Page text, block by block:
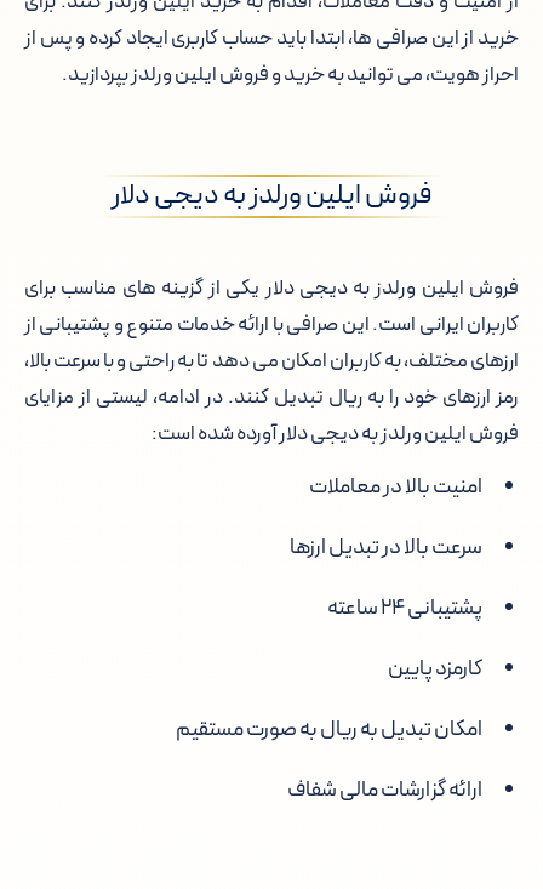
خرید از این صرافی ها، ابتدا باید حساب کاربری ایجاد کرده و پس از
احراز هویت، می توانید به خرید و فروش ایلین ورلدز بپردازید.
فروش ایلین ورلدز به دیجی دلار
فروش ایلین ورلدز به دیجی دلار یکی از گزینه های مناسب برای
کاربران ایرانی است. این صرافی با ارائه خدمات متنوع و پشتیبانی از
ارزهای مختلف، به کاربران امکان می دهد تا به راحتی و با سرعت بالا،
رمز ارزهای خود را به ریال تبدیل کنند. در ادامه، لیستی از مزایای
فروش ایلین ورلدز به دیجی دلار آورده شده است:
امنیت بالا در معاملات
سرعت بالا در تبدیل ارزها
پشتیبانی ۲۴ ساعته
کارمزد پایین
امکان تبدیل به ریال به صورت مستقیم
ارائه گزارشات مالی شفاف